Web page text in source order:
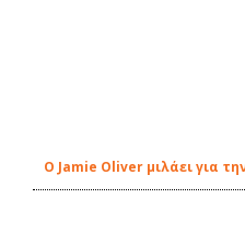
Ο Jamie Oliver μιλάει για